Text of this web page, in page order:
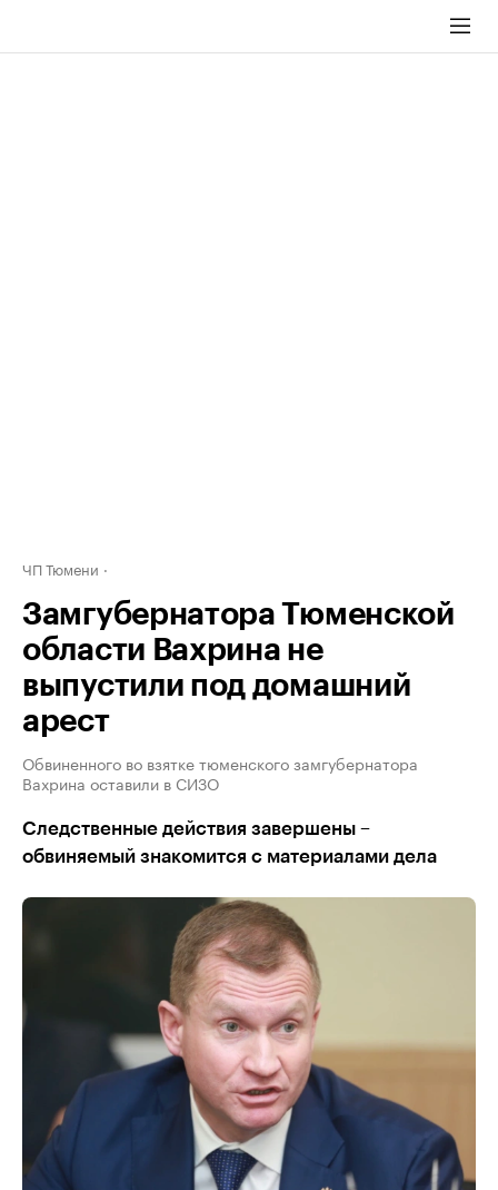
ЧП Тюмени
Замгубернатора Тюменской
области Вахрина не
выпустили под домашний
арест
Обвиненного во взятке тюменского замгубернатора
Вахрина оставили в СИЗО
Следственные действия завершены –
обвиняемый знакомится с материалами дела